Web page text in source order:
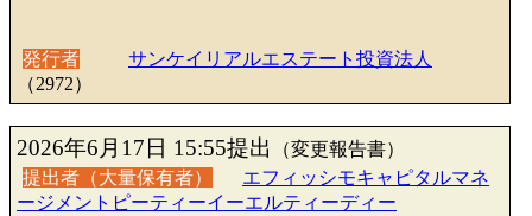
発行者
サンケイリアルエステート投資法人
（2972）
2026年6月17日 15:55提出
（変更報告書）
提出者（大量保有者）
エフィッシモキャピタルマネ
ージメントピーティーイーエルティーディー